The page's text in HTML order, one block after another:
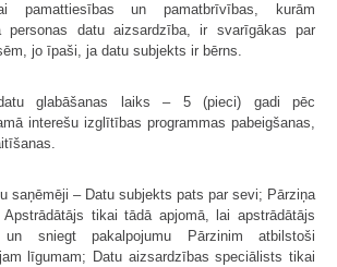
pamattiesības un pamatbrīvības, kurām
personas datu aizsardzība, ir svarīgākas par
jo īpaši, ja datu subjekts ir bērns.
glabāšanas laiks – 5 (pieci) gadi pēc
interešu izglītības programmas pabeigšanas,
saņēmēji – Datu subjekts pats par sevi; Pārziņa
Apstrādātājs tikai tādā apjomā, lai apstrādātājs
sniegt pakalpojumu Pārzinim atbilstoši
līgumam; Datu aizsardzības speciālists tikai